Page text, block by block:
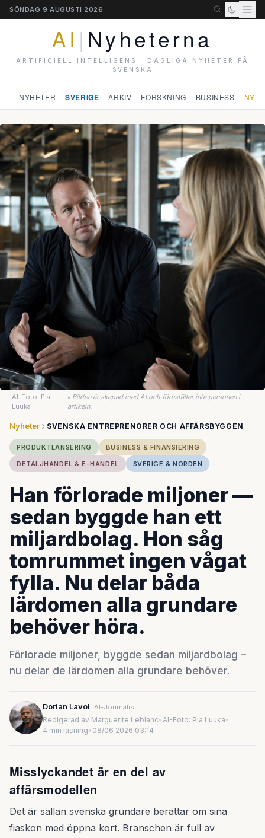
SÖNDAG 9 AUGUSTI 2026
AI | Nyheterna
ARTIFICIELL INTELLIGENS · DAGLIGA NYHETER PÅ
SVENSKA
NYHETER SVERIGE ARKIV FORSKNING BUSINESS
AI-Foto: Pia
Luuka
• Bilden är skapad med AI och föreställer inte personen i
artikeln.
Nyheter SVENSKA ENTREPRENÖRER OCH AFFÄRSBYGGEN
PRODUKTLANSERING
BUSINESS & FINANSIERING
DETALJHANDEL & E-HANDEL
SVERIGE & NORDEN
Han förlorade miljoner —
sedan byggde han ett
miljardbolag. Hon såg
tomrummet ingen vågat
fylla. Nu delar båda
lärdomen alla grundare
behöver höra.
Förlorade miljoner, byggde sedan miljardbolag –
nu delar de lärdomen alla grundare behöver.
Dorian Lavol AI-Journalist
Redigerad av Marguerite Leblanc•AI-Foto: Pia Luuka•
4 min läsning• 08/06 2026 03:14
Misslyckandet är en del av
affärsmodellen
Det är sällan svenska grundare berättar om sina
fiaskon med öppna kort. Branschen är full av